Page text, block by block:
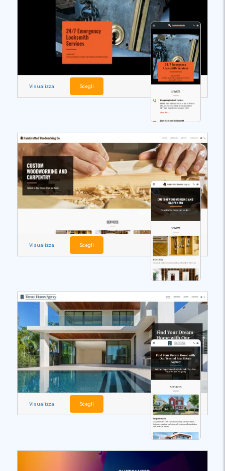
Visualizza Scegli
Visualizza Scegli
Visualizza Scegli